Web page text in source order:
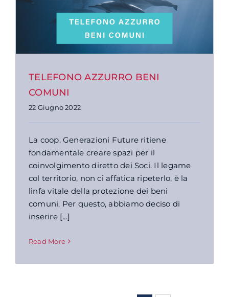
TELEFONO AZZURRO BENI
COMUNI
22 Giugno 2022
La coop. Generazioni Future ritiene
fondamentale creare spazi per il
coinvolgimento diretto dei Soci. Il legame
col territorio, non ci affatica ripeterlo, è la
linfa vitale della protezione dei beni
comuni. Per questo, abbiamo deciso di
inserire [...]
Read More